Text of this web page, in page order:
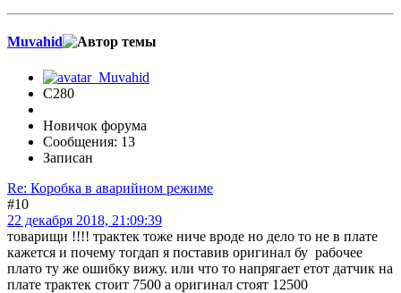
Muvahid
C280
Новичок форума
Сообщения: 13
Записан
Re: Коробка в аварийном режиме
#10
22 декабря 2018, 21:09:39
товарищи !!!! трактек тоже ниче вроде но дело то не в плате
кажется и почему тогдап я поставив оригинал бу рабочее
плато ту же ошибку вижу. или что то напрягает етот датчик на
плате трактек стоит 7500 а оригинал стоят 12500